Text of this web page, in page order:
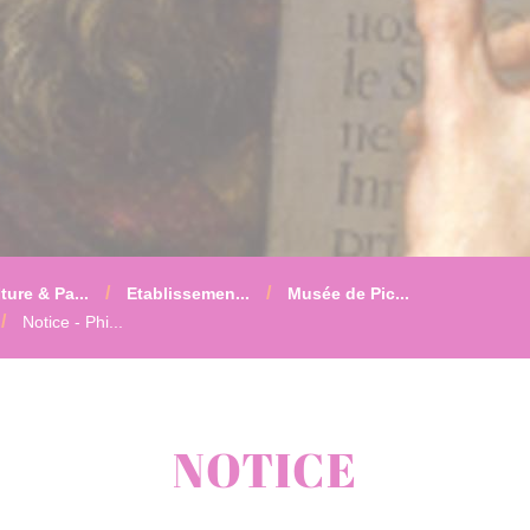
& Pa... Etablissemen...
Musée de Pic...
Notice - Phi...
NOTICE